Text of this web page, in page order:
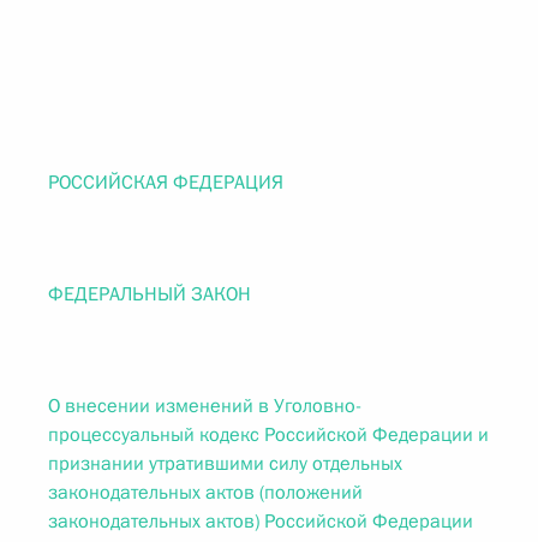
РОССИЙСКАЯ ФЕДЕРАЦИЯ
ФЕДЕРАЛЬНЫЙ ЗАКОН
О внесении изменений в Уголовно-
процессуальный кодекс Российской Федерации и
признании утратившими силу отдельных
законодательных актов (положений
законодательных актов) Российской Федерации